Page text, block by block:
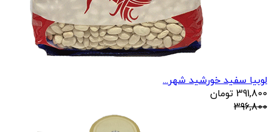
لوبیا سفید خورشید شهر...
391,800 تومان
396,800